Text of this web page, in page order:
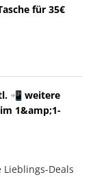
für 35€
📲 weitere
1&amp;1-
Deals